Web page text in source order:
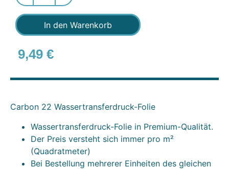
In den Warenkorb
9,49 €
Carbon 22 Wassertransferdruck-Folie
Wassertransferdruck-Folie in Premium-Qualität.
Der Preis versteht sich immer pro m²
(Quadratmeter)
Bei Bestellung mehrerer Einheiten des gleichen